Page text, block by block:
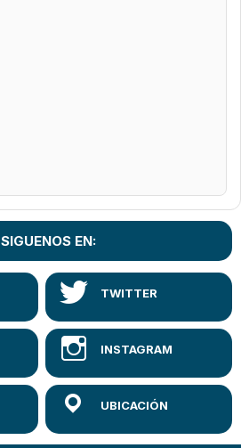
SIGUENOS EN: